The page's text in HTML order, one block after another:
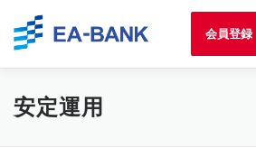
会員登録
安定運用